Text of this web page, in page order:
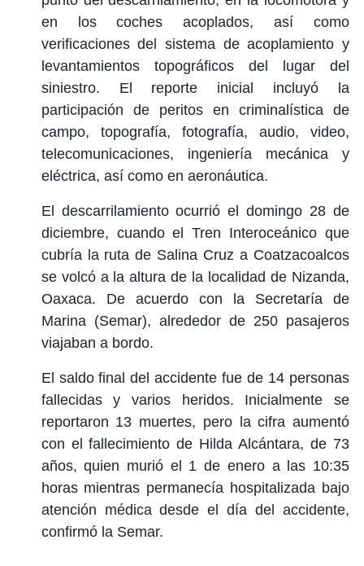
en los coches acoplados, así como
verificaciones del sistema de acoplamiento y
levantamientos topográficos del lugar del
siniestro. El reporte inicial incluyó la
participación de peritos en criminalística de
campo, topografía, fotografía, audio, video,
telecomunicaciones, ingeniería mecánica y
eléctrica, así como en aeronáutica.
El descarrilamiento ocurrió el domingo 28 de
diciembre, cuando el Tren Interoceánico que
cubría la ruta de Salina Cruz a Coatzacoalcos
se volcó a la altura de la localidad de Nizanda,
Oaxaca. De acuerdo con la Secretaría de
Marina (Semar), alrededor de 250 pasajeros
viajaban a bordo.
El saldo final del accidente fue de 14 personas
fallecidas y varios heridos. Inicialmente se
reportaron 13 muertes, pero la cifra aumentó
con el fallecimiento de Hilda Alcántara, de 73
años, quien murió el 1 de enero a las 10:35
horas mientras permanecía hospitalizada bajo
atención médica desde el día del accidente,
confirmó la Semar.